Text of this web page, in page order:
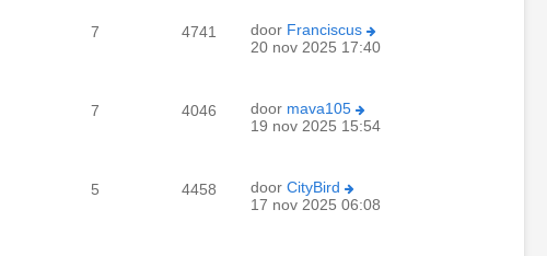
7 4741 door Franciscus
20 nov 2025 17:40
7 4046 door mava105
19 nov 2025 15:54
5 4458 door CityBird
17 nov 2025 06:08